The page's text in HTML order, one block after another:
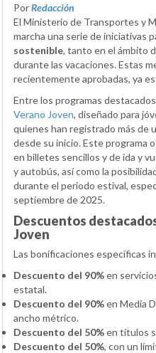
PorRedacción
El Ministerio de Transportes y
marcha una serie de iniciativas
sostenible, tanto en el ámbito
durante las vacaciones. Estas
recientemente aprobadas, ya
Entre los programas
Verano Joven, diseñado para
quienes han registrado más de
desde su inicio. Este programa
en billetes sencillos y de ida y
y autobús, así como la
durante el periodo estival,
septiembre de 2025.
Descuentos
Joven
Las bonificaciones específicas
Descuento del 90%en
estatal.
Descuento del 90%en Media
ancho métrico.
Descuento del 50%en títulos
Descuento del 50%, con un